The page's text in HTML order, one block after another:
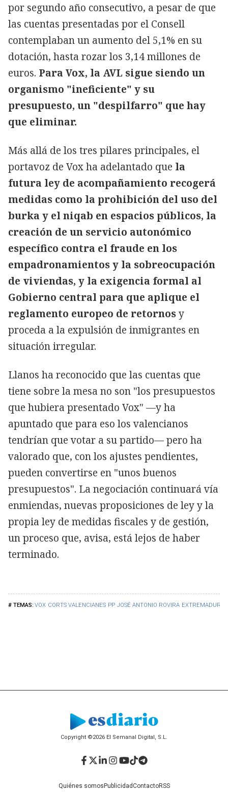
VOX CORTS VALENCIANES PP JOSÉ ANTONIO ROVIRA EXTREMADURA
por segundo año consecutivo, a pesar de que
las cuentas presentadas por el Consell
contemplaban un aumento del 5,1% en su
dotación, hasta rozar los 3,14 millones de
euros. Para Vox, la AVL sigue siendo un
organismo "ineficiente" y su
presupuesto, un "despilfarro" que hay
que eliminar.
Más allá de los tres pilares principales, el
portavoz de Vox ha adelantado que la
futura ley de acompañamiento recogerá
medidas como la prohibición del uso del
burka y el niqab en espacios públicos, la
creación de un servicio autonómico
específico contra el fraude en los
empadronamientos y la sobreocupación
de viviendas, y la exigencia formal al
Gobierno central para que aplique el
reglamento europeo de retornosy
proceda a la expulsión de inmigrantes en
situación irregular.
Llanos ha reconocido que las cuentas que
tiene sobre la mesa no son "los presupuestos
que hubiera presentado Vox" —y ha
apuntado que para eso los valencianos
tendrían que votar a su partido— pero ha
valorado que, con los ajustes pendientes,
pueden convertirse en "unos buenos
presupuestos". La negociación continuará vía
enmiendas, nuevas proposiciones de ley y la
propia ley de medidas fiscales y de gestión,
un proceso que, avisa, está lejos de haber
terminado.
Copyright ©2026 El Semanal Digital, S.L.
Quiénes somos PublicidadContactoRSS
Facebook
Twitter
LinkedIn
Instagram
YouTube
TikTok
Telegram